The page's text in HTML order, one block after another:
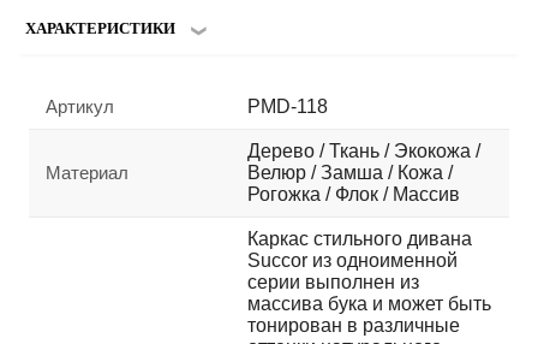
ХАРАКТЕРИСТИКИ
Артикул PMD-118
Материал
Дерево / Ткань / Экокожа /
Велюр / Замша / Кожа /
Рогожка / Флок / Массив
Каркас стильного дивана
Succor из одноименной
серии выполнен из
массива бука и может быть
тонирован в различные